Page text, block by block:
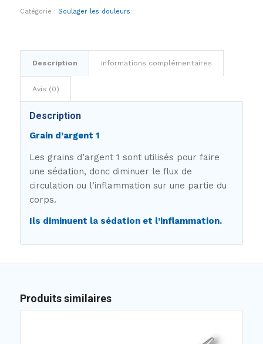
Catégorie : Soulager les douleurs
Description Informations complémentaires
Avis (0)
Description
Grain d’argent 1
Les grains d’argent 1 sont utilisés pour faire
une sédation, donc diminuer le flux de
circulation ou l’inflammation sur une partie du
corps.
Ils diminuent la sédation et l’inflammation.
Produits similaires